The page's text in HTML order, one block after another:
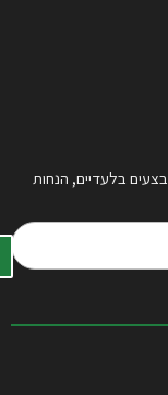
בלעדיים, הנחות